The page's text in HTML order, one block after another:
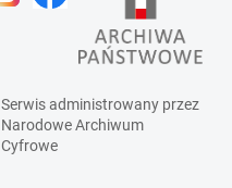
Serwis administrowany przez
Narodowe Archiwum
Cyfrowe